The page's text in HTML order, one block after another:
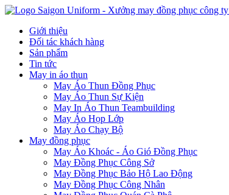
Giới thiệu
Đối tác khách hàng
Sản phẩm
Tin tức
May in áo thun
May Áo Thun Đồng Phục
May Áo Thun Sự Kiện
May In Áo Thun Teambuilding
May Áo Họp Lớp
May Áo Chạy Bộ
May đồng phục
May Áo Khoác - Áo Gió Đồng Phục
May Đồng Phục Công Sở
May Đồng Phục Bảo Hộ Lao Động
May Đồng Phục Công Nhân